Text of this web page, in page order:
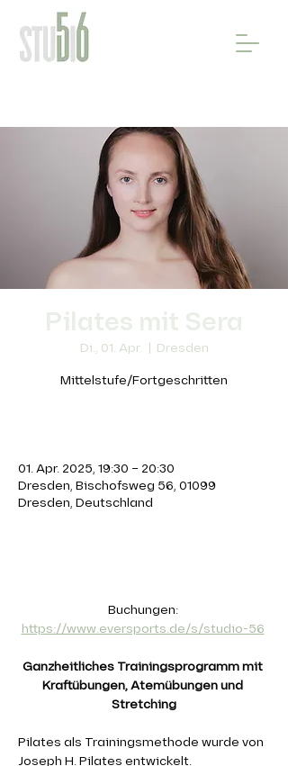
Pilates mit Sera
Di., 01. Apr.
  |
Dresden
Mittelstufe/Fortgeschritten
01. Apr. 2025, 19:30 – 20:30
Dresden, Bischofsweg 56, 01099
Dresden, Deutschland
Buchungen:
https://www.eversports.de/s/studio-56
Ganzheitliches Trainingsprogramm mit
Kraftübungen, Atemübungen und
Stretching
Pilates als Trainingsmethode wurde von
Joseph H. Pilates entwickelt.